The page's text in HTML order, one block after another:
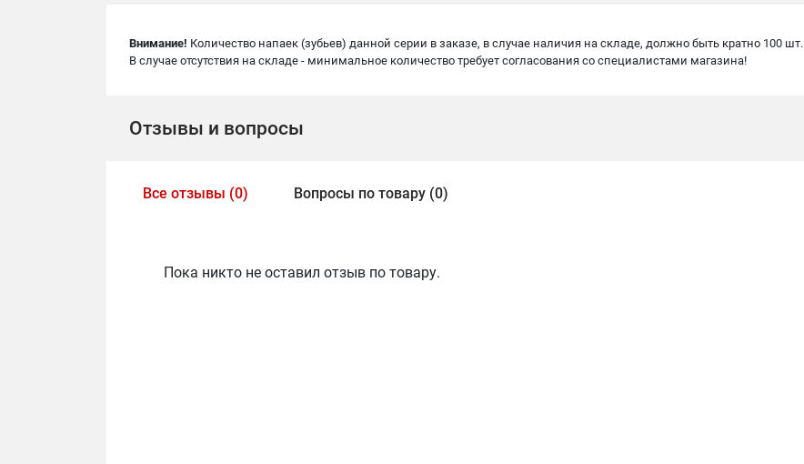
Внимание! Количество напаек (зубьев) данной серии в заказе, в случае наличия на складе, должно быть кратно 100 шт.
В случае отсутствия на складе - минимальное количество требует согласования со специалистами магазина!
Отзывы и вопросы
Все отзывы (0) Вопросы по товару (0)
Пока никто не оставил отзыв по товару.